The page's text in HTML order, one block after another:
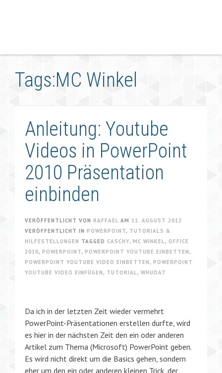
Tags:MC Winkel
Anleitung: Youtube
Videos in PowerPoint
2010 Präsentation
einbinden
VERÖFFENTLICHT VON RAFFAEL AM 11. AUGUST 2012
VERÖFFENTLICHT IN POWERPOINT, TUTORIALS &
HILFESTELLUNGEN TAGGED CASCHY, MC WINKEL, OFFICE
2010, POWERPOINT, POWERPOINT YOUTUBE EINBETTEN ,
POWERPOINT YOUTUBE VIDEO EINBETTEN , POWERPOINT
YOUTUBE VIDEO EINFÜGEN , TUTORIAL, WHUDAT
Da ich in der letzten Zeit wieder vermehrt
PowerPoint-Präsentationen erstellen durfte, wird
es hier in der nächsten Zeit den ein oder anderen
Artikel zum Thema (Microsoft) PowerPoint geben.
Es wird nicht direkt um die Basics gehen, sondern
eher um den ein oder anderen kleinen Trick, der